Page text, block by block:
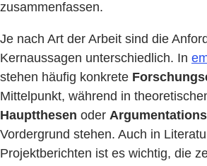
zusammenfassen.
Je nach Art der Arbeit sind die
Kernaussagen unterschiedlich. In
stehen häufig konkrete
Mittelpunkt, während in
Hauptthesen oder
Vordergrund stehen. Auch in
Projektberichten ist es wichtig, die